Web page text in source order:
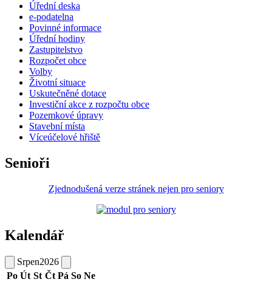
Úřední deska
e-podatelna
Povinné informace
Úřední hodiny
Zastupitelstvo
Rozpočet obce
Volby
Životní situace
Uskutečněné dotace
Investiční akce z rozpočtu obce
Pozemkové úpravy
Stavební místa
Víceúčelové hřiště
Senioři
Zjednodušená verze stránek nejen pro seniory
Kalendář
Srpen2026
Po Út St Čt Pá So Ne